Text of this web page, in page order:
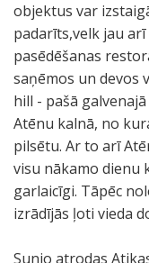
objektus var
padarīts,velk jau arī
pasēdēšanas
saņēmos un devos
hill - pašā
Atēnu kalnā, no
pilsētu. Ar to arī
visu nākamo dienu
garlaicīgi. Tāpēc
izrādījās ļoti vieda
Sunio atrodas